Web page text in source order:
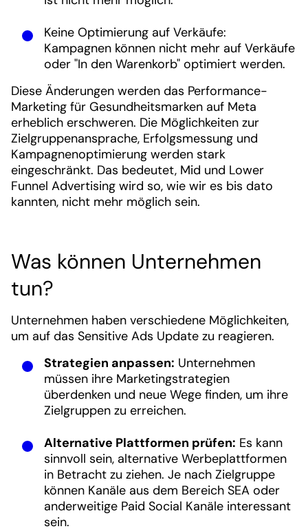
Keine Optimierung auf Verkäufe:
Kampagnen können nicht mehr auf Verkäufe
oder "In den Warenkorb" optimiert werden.
Diese Änderungen werden das Performance-
Marketing für Gesundheitsmarken auf Meta
erheblich erschweren. Die Möglichkeiten zur
Zielgruppenansprache, Erfolgsmessung und
Kampagnenoptimierung werden stark
eingeschränkt. Das bedeutet, Mid und Lower
Funnel Advertising wird so, wie wir es bis dato
kannten, nicht mehr möglich sein.
Was können Unternehmen
tun?
Unternehmen haben verschiedene Möglichkeiten,
um auf das Sensitive Ads Update zu reagieren.
Strategien anpassen: Unternehmen
müssen ihre Marketingstrategien
überdenken und neue Wege finden, um ihre
Zielgruppen zu erreichen.
Alternative Plattformen prüfen: Es kann
sinnvoll sein, alternative Werbeplattformen
in Betracht zu ziehen. Je nach Zielgruppe
können Kanäle aus dem Bereich SEA oder
anderweitige Paid Social Kanäle interessant
sein.